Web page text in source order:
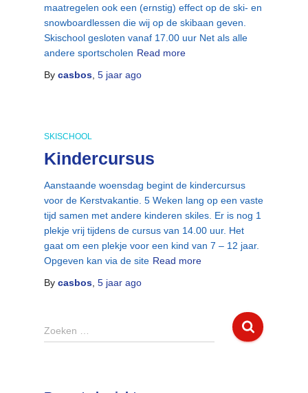
maatregelen ook een (ernstig) effect op de ski- en
snowboardlessen die wij op de skibaan geven.
Skischool gesloten vanaf 17.00 uur Net als alle
andere sportscholen Read more
By casbos 5 jaar ago
SKISCHOOL
Kindercursus
Aanstaande woensdag begint de kindercursus
voor de Kerstvakantie. 5 Weken lang op een vaste
tijd samen met andere kinderen skiles. Er is nog 1
plekje vrij tijdens de cursus van 14.00 uur. Het
gaat om een plekje voor een kind van 7 – 12 jaar.
Opgeven kan via de site Read more
By casbos 5 jaar ago
Z
o
Zoeken …